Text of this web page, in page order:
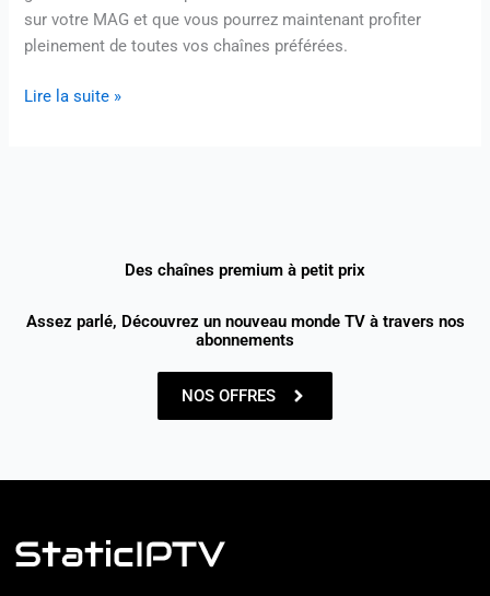
sur votre MAG et que vous pourrez maintenant profiter
pleinement de toutes vos chaînes préférées.
Lire la suite »
Des chaînes premium à petit prix
Assez parlé, Découvrez un nouveau monde TV à travers nos
abonnements
NOS OFFRES